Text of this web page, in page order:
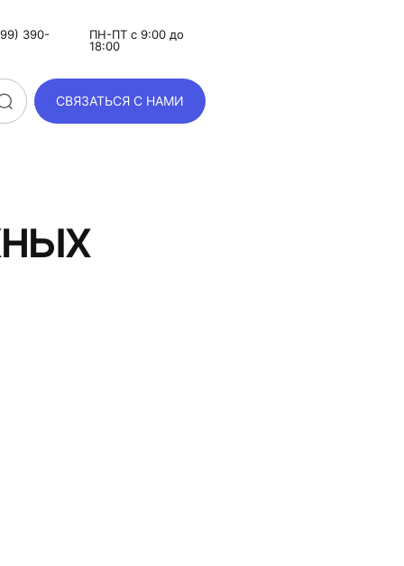
390-
ПН-ПТ с 9:00 до
18:00
СВЯЗАТЬСЯ С НАМИ